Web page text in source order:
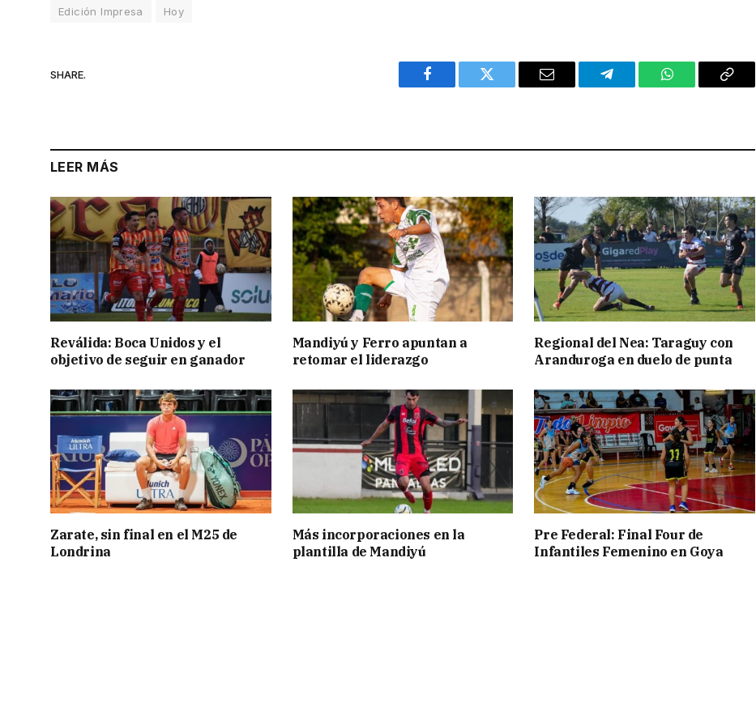
Edición Impresa Hoy
SHARE.
Facebook Twitter Email Telegram WhatsAppCopy
LEER MÁS
Reválida: Boca Unidos y el
objetivo de seguir en ganador
Mandiyú y Ferro apuntan a
retomar el liderazgo
Regional del Nea: Taraguy con
Aranduroga en duelo de punta
Zarate, sin final en el M25 de
Londrina
Más incorporaciones en la
plantilla de Mandiyú
Pre Federal: Final Four de
Infantiles Femenino en Goya